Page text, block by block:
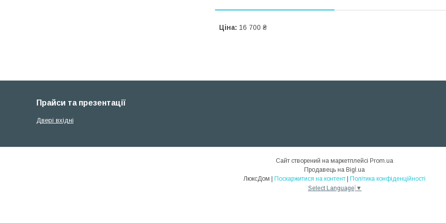
Ціна: 16 700 ₴
Прайси та презентації
Двері вхідні
Сайт створений на маркетплейсі Prom.ua
Продавець на Bigl.ua
ЛюксДом | Поскаржитися на контент | Політика конфіденційності
Select Language ▼